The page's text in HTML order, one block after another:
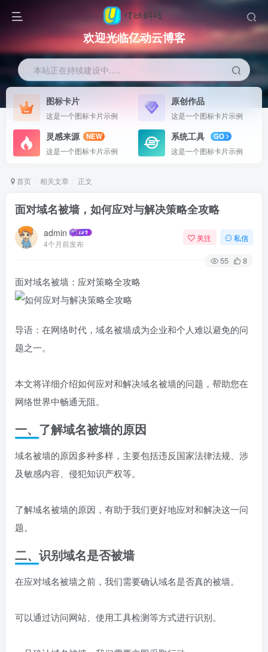
欢迎光临亿动云博客
本站正在持续建设中.....
图标卡片
这是一个图标卡片示例
原创作品
这是一个图标卡片示例
灵感来源
NEW
这是一个图标卡片示例
系统工具
GO
这是一个图标卡片示例
首页 相关文章 正文
面对域名被墙，如何应对与解决策略全攻略
admin
4个月前发布
关注 私信
55 8
面对域名被墙：应对策略全攻略
导语：在网络时代，域名被墙成为企业和个人难以避免的问
题之一。
本文将详细介绍如何应对和解决域名被墙的问题，帮助您在
网络世界中畅通无阻。
一、了解域名被墙的原因
域名被墙的原因多种多样，主要包括违反国家法律法规、涉
及敏感内容、侵犯知识产权等。
了解域名被墙的原因，有助于我们更好地应对和解决这一问
题。
二、识别域名是否被墙
在应对域名被墙之前，我们需要确认域名是否真的被墙。
可以通过访问网站、使用工具检测等方式进行识别。